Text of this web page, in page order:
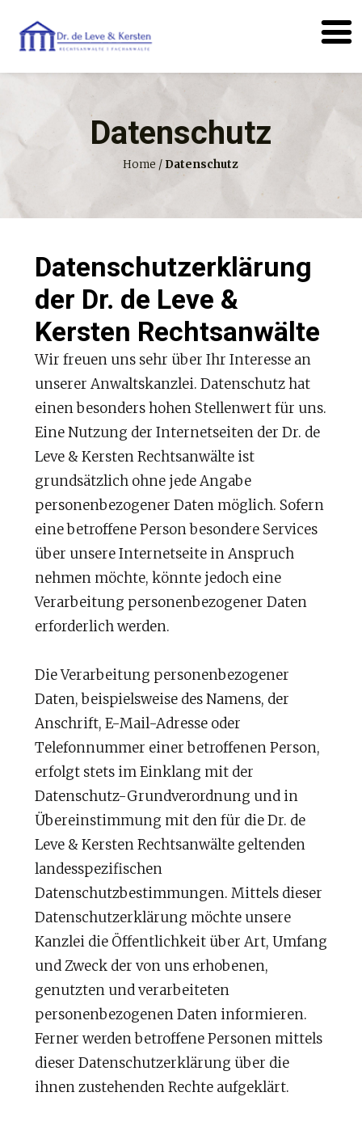
Datenschutz
Home / Datenschutz
Datenschutzerklärung
der Dr. de Leve &
Kersten Rechtsanwälte
Wir freuen uns sehr über Ihr Interesse an
unserer Anwaltskanzlei. Datenschutz hat
einen besonders hohen Stellenwert für uns.
Eine Nutzung der Internetseiten der Dr. de
Leve & Kersten Rechtsanwälte ist
grundsätzlich ohne jede Angabe
personenbezogener Daten möglich. Sofern
eine betroffene Person besondere Services
über unsere Internetseite in Anspruch
nehmen möchte, könnte jedoch eine
Verarbeitung personenbezogener Daten
erforderlich werden.
Die Verarbeitung personenbezogener
Daten, beispielsweise des Namens, der
Anschrift, E-Mail-Adresse oder
Telefonnummer einer betroffenen Person,
erfolgt stets im Einklang mit der
Datenschutz-Grundverordnung und in
Übereinstimmung mit den für die Dr. de
Leve & Kersten Rechtsanwälte geltenden
landesspezifischen
Datenschutzbestimmungen. Mittels dieser
Datenschutzerklärung möchte unsere
Kanzlei die Öffentlichkeit über Art, Umfang
und Zweck der von uns erhobenen,
genutzten und verarbeiteten
personenbezogenen Daten informieren.
Ferner werden betroffene Personen mittels
dieser Datenschutzerklärung über die
ihnen zustehenden Rechte aufgeklärt.